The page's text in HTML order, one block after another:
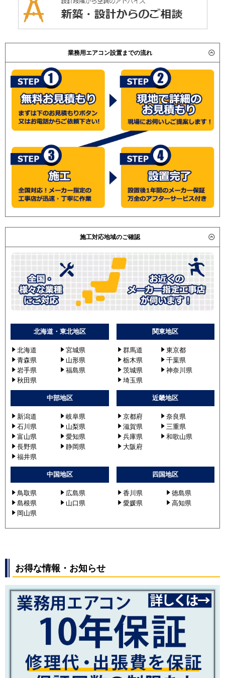
業務用エアコン設置までの流れ
施工対応地域のご確認
北海道・東北地区
北海道
宮城県
青森県
山形県
岩手県
福島県
秋田県
関東地区
群馬道
東京都
栃木県
千葉県
茨城県
神奈川県
埼玉県
中部地区
新潟道
岐阜県
石川県
山梨県
富山県
愛知県
長野県
静岡県
福井県
近畿地区
京都府
奈良県
滋賀県
三重県
兵庫県
和歌山県
大阪府
中国地区
鳥取県
広島県
島根県
山口県
岡山県
四国地区
香川県
徳島県
愛媛県
高知県
お得な情報・お知らせ